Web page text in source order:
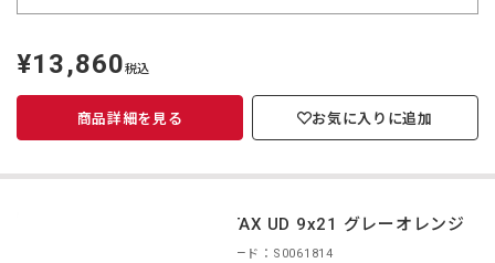
定
価
¥13,860税込
商品詳細を見る お気に入りに追加
PENTAX UD 9x21 グレーオレンジ
商品コード：S0061814